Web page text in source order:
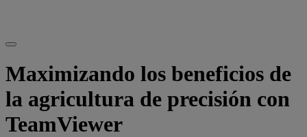
Maximizando los beneficios de
la agricultura de precisión con
TeamViewer